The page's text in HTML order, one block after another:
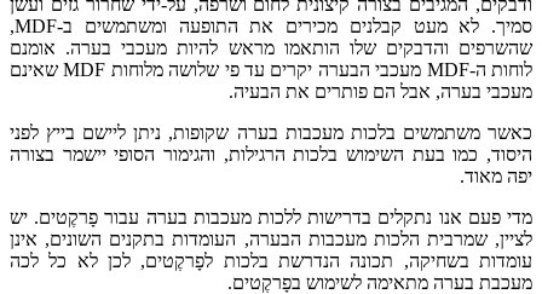
סמיך. לא מעט קבלנים מכירים את התופעה ומשתמשים ב-MDF,
שהשרפים והדבקים שלו הותאמו מראש להיות מעכבי בערה. אומנם
לוחות ה-MDF מעכבי הבערה יקרים עד פי שלושה מלוחות MDF שאינם
מעכבי בערה, אבל הם פותרים את הבעיה.
כאשר משתמשים בלכות מעכבות בערה שקופות, ניתן ליישם בייץ לפני
היסוד, כמו בעת השימוש בלכות הרגילות, והגימור הסופי יישמר בצורה
יפה מאוד.
מדי פעם אנו נתקלים בדרישות ללכות מעכבות בערה עבור פָרקֶטים. יש
לציין, שמרבית הלכות מעכבות הבערה, העומדות בתקנים השונים, אינן
עומדות בשחיקה, תכונה הנדרשת בלכות לפָרקֶטים, לכן לא כל לכה
מעכבת בערה מתאימה לשימוש בפָרקֶטים.